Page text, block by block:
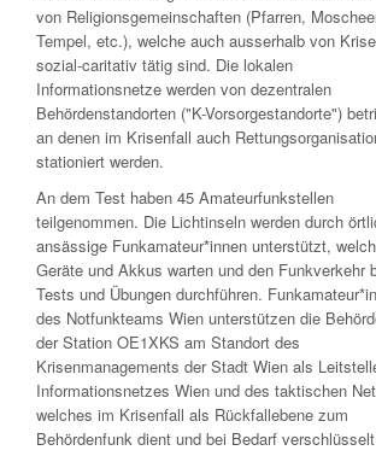
von Religionsgemeinschaften (Pfarren,
Tempel, etc.), welche auch ausserhalb von
sozial-caritativ tätig sind. Die lokalen
Informationsnetze werden von dezentralen
Behördenstandorten ("K-Vorsorgestandorte")
an denen im Krisenfall auch
stationiert werden.
An dem Test haben 45 Amateurfunkstellen
teilgenommen. Die Lichtinseln werden durch
ansässige Funkamateur*innen unterstützt,
Geräte und Akkus warten und den Funkverkehr
Tests und Übungen durchführen.
des Notfunkteams Wien unterstützen die
der Station OE1XKS am Standort des
Krisenmanagements der Stadt Wien als
Informationsnetzes Wien und des taktischen
welches im Krisenfall als Rückfallebene zum
Behördenfunk dient und bei Bedarf